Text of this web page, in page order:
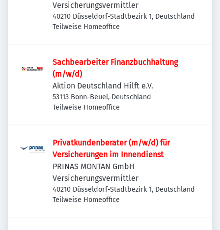
Versicherungsvermittler
40210 Düsseldorf-Stadtbezirk 1, Deutschland
Teilweise Homeoffice
Sachbearbeiter Finanzbuchhaltung
(m/w/d)
Aktion Deutschland Hilft e.V.
53113 Bonn-Beuel, Deutschland
Teilweise Homeoffice
Privatkundenberater (m/w/d) für
Versicherungen im Innendienst
PRINAS MONTAN GmbH
Versicherungsvermittler
40210 Düsseldorf-Stadtbezirk 1, Deutschland
Teilweise Homeoffice